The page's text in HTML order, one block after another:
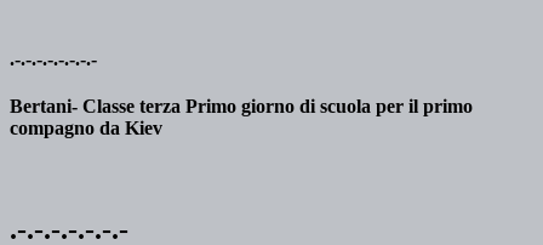
.-.-.-.-.-.-.-.-
Bertani- Classe terza Primo giorno di scuola per il primo
compagno da Kiev
.-.-.-.-.-.-.-